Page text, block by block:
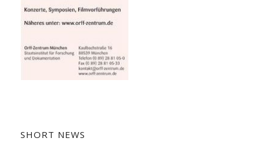
SHORT NEWS